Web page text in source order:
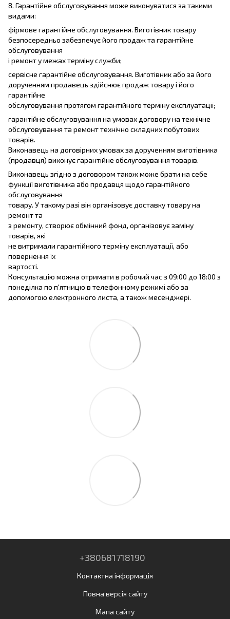
8. Гарантійне обслуговування може виконуватися за такими
видами:
фірмове гарантійне обслуговування. Виготівник товару
безпосередньо забезпечує його продаж та гарантійне
обслуговування
і ремонт у межах терміну служби;
сервісне гарантійне обслуговування. Виготівник або за його
дорученням продавець здійснює продаж товару і його
гарантійне
обслуговування протягом гарантійного терміну експлуатації;
гарантійне обслуговування на умовах договору на технічне
обслуговування та ремонт технічно складних побутових
товарів.
Виконавець на договірних умовах за дорученням виготівника
(продавця) виконує гарантійне обслуговування товарів.
Виконавець згідно з договором також може брати на себе
функції виготівника або продавця щодо гарантійного
обслуговування
товару. У такому разі він організовує доставку товару на
ремонт та
з ремонту, створює обмінний фонд, організовує заміну
товарів, які
не витримали гарантійного терміну експлуатації, або
повернення їх
вартості.
Консультацію можна отримати в робочий час з 09:00 до 18:00 з
понеділка по п'ятницю в телефонному режимі або за
допомогою електронного листа, а також месенджері.
+380681718190
Контактна інформація
Повна версія сайту
Мапа сайту